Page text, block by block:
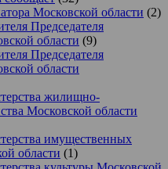
Московской области (2)
Председателя
области (9)
Председателя
области
жилищно-
Московской области
имущественных
области (1)